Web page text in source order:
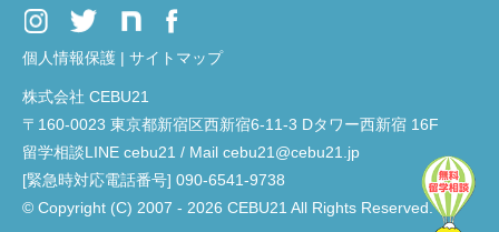
個人情報保護 | サイトマップ
株式会社 CEBU21
〒160-0023 東京都新宿区西新宿6-11-3 Dタワー西新宿 16F
留学相談LINE cebu21 / Mail cebu21@cebu21.jp
[緊急時対応電話番号] 090-6541-9738
© Copyright (C) 2007 - 2026 CEBU21 All Rights Reserved.